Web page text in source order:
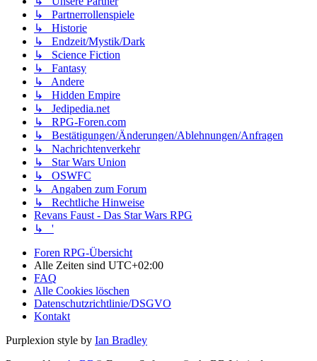
↳ Partnerrollenspiele
↳ Historie
↳ Endzeit/Mystik/Dark
↳ Science Fiction
↳ Fantasy
↳ Andere
↳ Hidden Empire
↳ Jedipedia.net
↳ RPG-Foren.com
↳ Bestätigungen/Änderungen/Ablehnungen/Anfragen
↳ Nachrichtenverkehr
↳ Star Wars Union
↳ OSWFC
↳ Angaben zum Forum
↳ Rechtliche Hinweise
Revans Faust - Das Star Wars RPG
↳ '
Foren RPG-Übersicht
Alle Zeiten sind UTC+02:00
FAQ
Alle Cookies löschen
Datenschutzrichtlinie/DSGVO
Kontakt
Purplexion style by Ian Bradley